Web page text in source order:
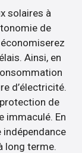
solaires à
de
Ainsi, en
d’électricité.
de
immaculé. En
indépendance
long terme.